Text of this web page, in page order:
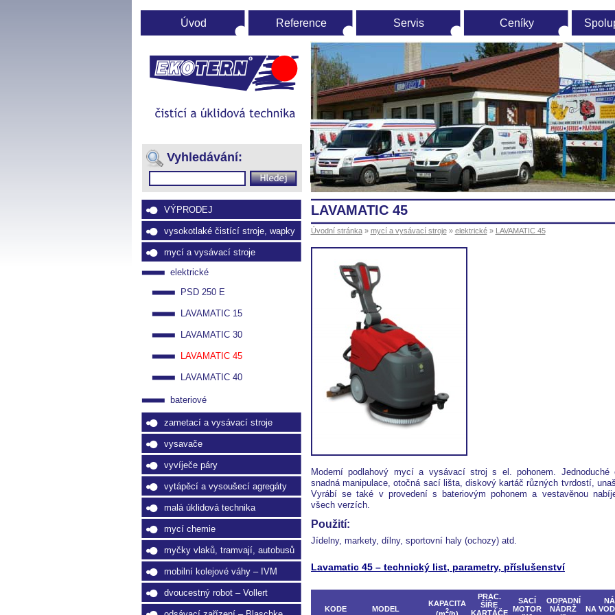
Úvodní
stránka
(Přejít
navigaci)
LAVAMATIC 45
Moderní podlahový mycí a vysávací stroj s el. pohonem. Jednoduché
snadná manipulace, otočná sací lišta, diskový kartáč různých tvrdostí,
Vyrábí se také v provedení s bateriovým pohonem a vestavěnou
všech verzích.
Použití:
Jídelny, markety, dílny, sportovní haly (ochozy) atd.
Lavamatic 45 – technický list, parametry, příslušenství
KODE MODEL
KAPACITA
2
PRAC.
ŠÍŘE
KARTÁČE
SACÍ
MOTOR
ODPADNÍ
NÁDRŽ
NA
Vyhledávání:
VÝPRODEJ
vysokotlaké čistící stroje, wapky
mycí a vysávací stroje
elektrické
PSD 250 E
LAVAMATIC 15
LAVAMATIC 30
LAVAMATIC 45
LAVAMATIC 40
bateriové
zametací a vysávací stroje
vysavače
vyvíječe páry
vytápěcí a vysoušecí agregáty
malá úklidová technika
mycí chemie
myčky vlaků, tramvají, autobusů
mobilní kolejové váhy – IVM
dvoucestný robot – Vollert
Úvod Reference Servis Ceníky
Úvodní stránka» mycí a vysávací stroje» elektrické» LAVAMATIC 45